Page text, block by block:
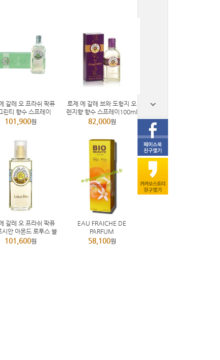
갈레 오 프라쉬 팍퓨
린티 향수 스프레이
200ml
101,900원
로제 에 갈레 브와 도헝지 오
렌지향 향수 스프레이100ml
82,000원
갈레 오 프라쉬 팍퓨
시안 아몬드 로투스 블
수 스프레이100ml
101,600원
EAU FRAICHE DE
PARFUM
58,100원